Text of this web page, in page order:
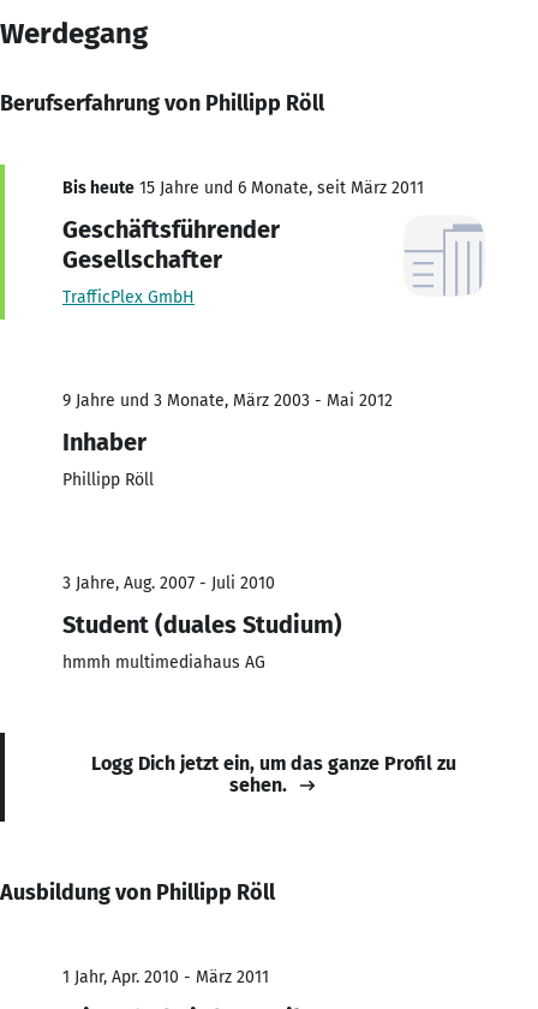
Werdegang
Berufserfahrung von Phillipp Röll
Bis heute 15 Jahre und 6 Monate, seit März 2011
Geschäftsführender
Gesellschafter
TrafficPlex GmbH
9 Jahre und 3 Monate, März 2003 - Mai 2012
Inhaber
Phillipp Röll
3 Jahre, Aug. 2007 - Juli 2010
Student (duales Studium)
hmmh multimediahaus AG
Logg Dich jetzt ein, um das ganze Profil zu
sehen.
Ausbildung von Phillipp Röll
1 Jahr, Apr. 2010 - März 2011